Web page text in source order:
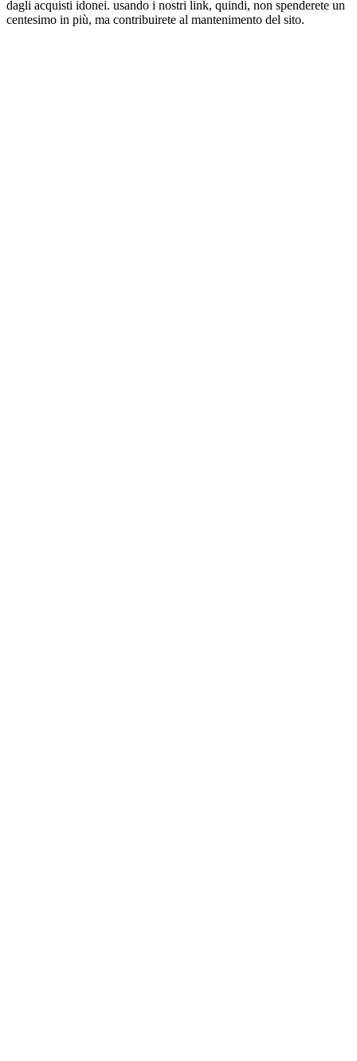
dagli acquisti idonei. usando i nostri link, quindi, non spenderete un
centesimo in più, ma contribuirete al mantenimento del sito.